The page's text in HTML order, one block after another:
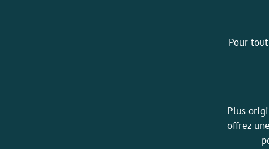
Pour
Plus
offrez